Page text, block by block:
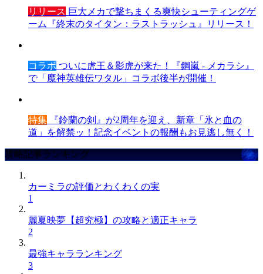
リリース 巨大メカで撃ちまくる爽快シューティングゲ
ーム『終末のタイタン：ラストラッシュ』リリース！
コラボ ついに虎王＆影虎が来た！『鋼嵐 - メカラシ』
で「魔神英雄伝ワタル」コラボ後半が開催！
特集 『鈴蘭の剣』が2周年を迎え、新章「氷と血の
道」を解禁ッ！記念イベントの報酬もお見逃し無く！
攻略記事ランキング
カーミラの評価とわくわくの実
1
麗夏映夢【超究極】の攻略と適正キャラ
2
最強キャラランキング
3